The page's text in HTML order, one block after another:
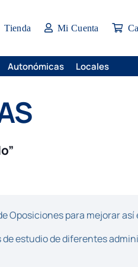
Tienda Mi Cuenta
Autonómicas Locales
Oposiciones para mejorar
estudio de diferentes